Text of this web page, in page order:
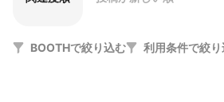
BOOTHで絞り込む 利用条件で絞